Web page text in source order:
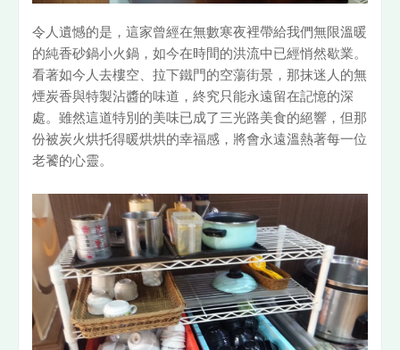
令人遺憾的是，這家曾經在無數寒夜裡帶給我們無限溫暖
的純香砂鍋小火鍋，如今在時間的洪流中已經悄然歇業。
看著如今人去樓空、拉下鐵門的空蕩街景，那抹迷人的無
煙炭香與特製沾醬的味道，終究只能永遠留在記憶的深
處。雖然這道特別的美味已成了三光路美食的絕響，但那
份被炭火烘托得暖烘烘的幸福感，將會永遠溫熱著每一位
老饕的心靈。